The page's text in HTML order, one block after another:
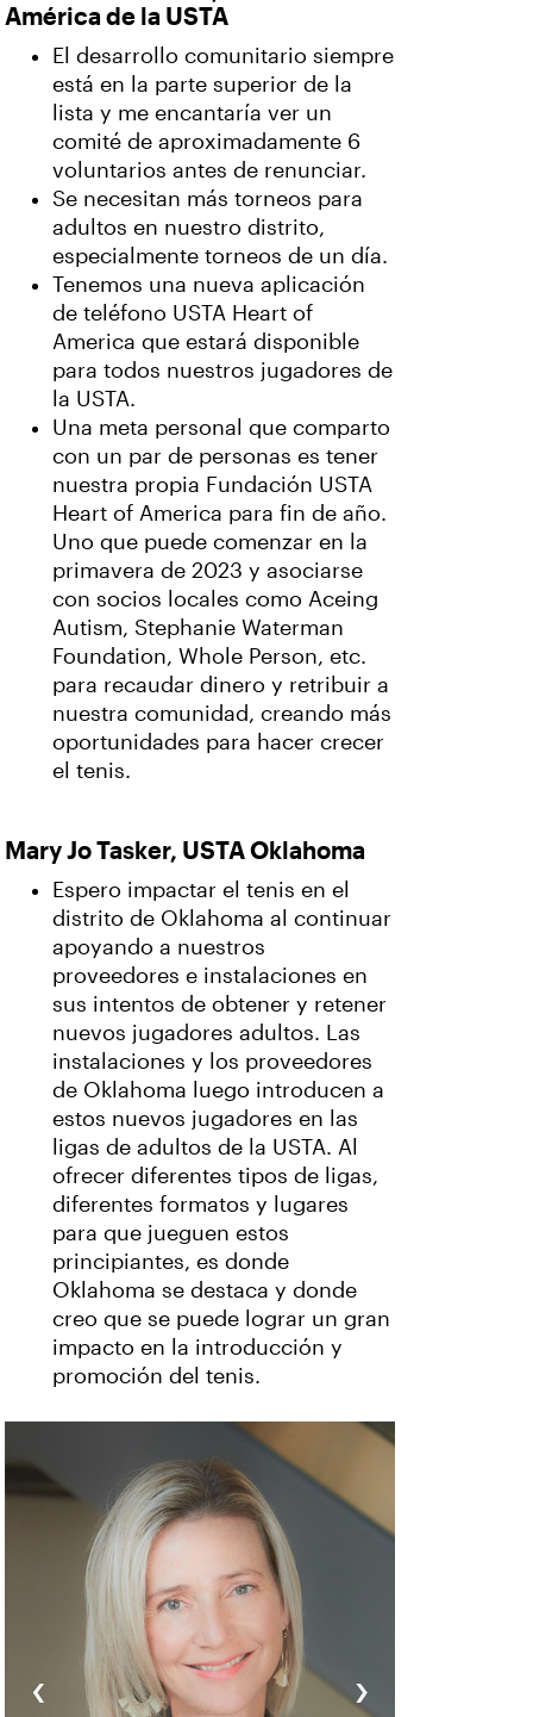
América de la USTA
El desarrollo comunitario siempre
está en la parte superior de la
lista y me encantaría ver un
comité de aproximadamente 6
voluntarios antes de renunciar.
Se necesitan más torneos para
adultos en nuestro distrito,
especialmente torneos de un día.
Tenemos una nueva aplicación
de teléfono USTA Heart of
America que estará disponible
para todos nuestros jugadores de
la USTA.
Una meta personal que comparto
con un par de personas es tener
nuestra propia Fundación USTA
Heart of America para fin de año.
Uno que puede comenzar en la
primavera de 2023 y asociarse
con socios locales como Aceing
Autism, Stephanie Waterman
Foundation, Whole Person, etc.
para recaudar dinero y retribuir a
nuestra comunidad, creando más
oportunidades para hacer crecer
el tenis.
Mary Jo Tasker, USTA Oklahoma
Espero impactar el tenis en el
distrito de Oklahoma al continuar
apoyando a nuestros
proveedores e instalaciones en
sus intentos de obtener y retener
nuevos jugadores adultos. Las
instalaciones y los proveedores
de Oklahoma luego introducen a
estos nuevos jugadores en las
ligas de adultos de la USTA. Al
ofrecer diferentes tipos de ligas,
diferentes formatos y lugares
para que jueguen estos
principiantes, es donde
Oklahoma se destaca y donde
creo que se puede lograr un gran
impacto en la introducción y
promoción del tenis.
‹ ›